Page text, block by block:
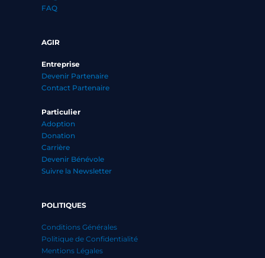
FAQ
AGIR
Entreprise
Devenir Partenaire
Contact Partenaire
Particulier
Adoption
Donation
Carrière
Devenir Bénévole
Suivre la Newsletter
POLITIQUES
Conditions Générales
Politique de Confidentialité
Mentions Légales